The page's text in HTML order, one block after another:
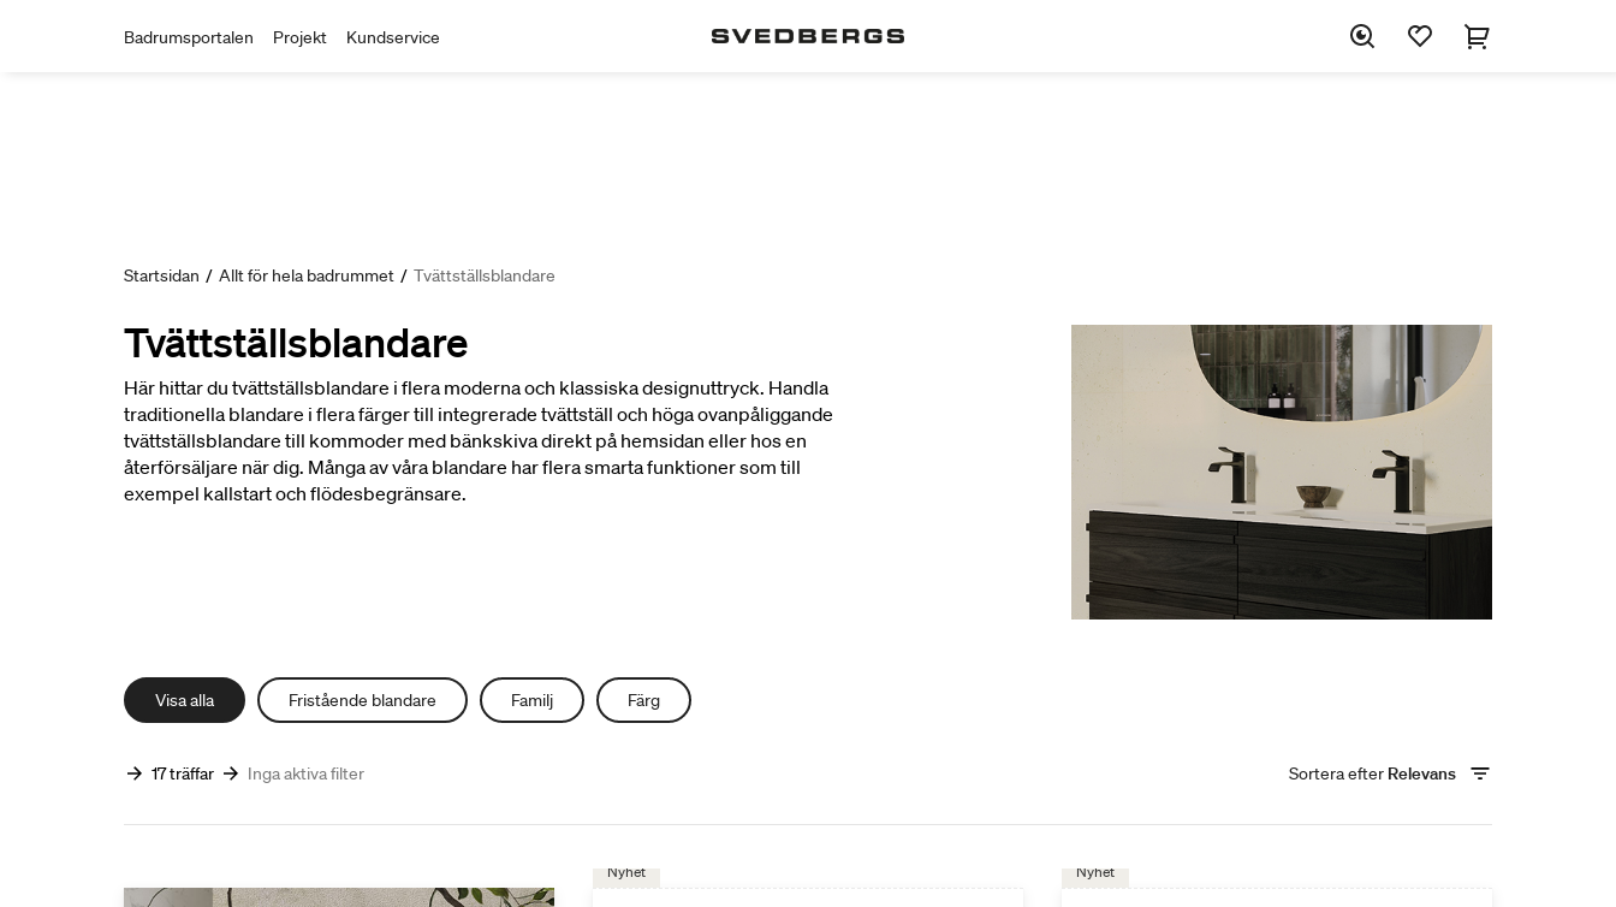
Badrumsportalen Projekt Kundservice
Startsidan / Allt för hela badrummet / Tvättställsblandare
Tvättställsblandare
Här hittar du tvättställsblandare i flera moderna och klassiska designuttryck. Handla
traditionella blandare i flera färger till integrerade tvättställ och höga ovanpåliggande
tvättställsblandare till kommoder med bänkskiva direkt på hemsidan eller hos en
återförsäljare när dig. Många av våra blandare har flera smarta funktioner som till
exempel kallstart och flödesbegränsare.
Visa alla Fristående blandare Familj Färg
17 träffar Inga aktiva filter Sortera efter Relevans
Nyhet Nyhet